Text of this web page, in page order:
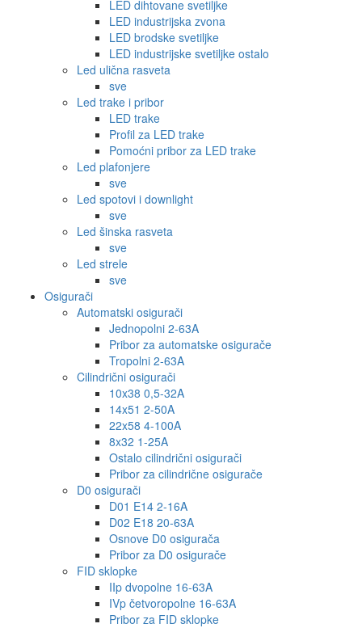
LED dihtovane svetiljke
LED industrijska zvona
LED brodske svetiljke
LED industrijske svetiljke ostalo
Led ulična rasveta
sve
Led trake i pribor
LED trake
Profil za LED trake
Pomoćni pribor za LED trake
Led plafonjere
sve
Led spotovi i downlight
sve
Led šinska rasveta
sve
Led strele
sve
Osigurači
Automatski osigurači
Jednopolni 2-63A
Pribor za automatske osigurače
Tropolni 2-63A
Cilindrični osigurači
10x38 0,5-32A
14x51 2-50A
22x58 4-100A
8x32 1-25A
Ostalo cilindrični osigurači
Pribor za cilindrične osigurače
D0 osigurači
D01 E14 2-16A
D02 E18 20-63A
Osnove D0 osigurača
Pribor za D0 osigurače
FID sklopke
IIp dvopolne 16-63A
IVp četvoropolne 16-63A
Pribor za FID sklopke